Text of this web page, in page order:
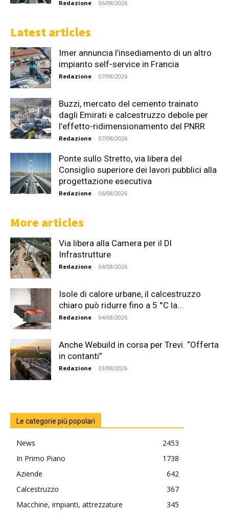
Redazione - 06/08/2026
Latest articles
Imer annuncia l’insediamento di un altro
impianto self-service in Francia
Redazione - 07/08/2026
Buzzi, mercato del cemento trainato
dagli Emirati e calcestruzzo debole per
l’effetto-ridimensionamento del PNRR
Redazione - 07/08/2026
Ponte sullo Stretto, via libera del
Consiglio superiore dei lavori pubblici alla
progettazione esecutiva
Redazione - 06/08/2026
More articles
Via libera alla Camera per il Dl
Infrastrutture
Redazione - 04/08/2026
Isole di calore urbane, il calcestruzzo
chiaro può ridurre fino a 5 °C la...
Redazione - 04/08/2026
Anche Webuild in corsa per Trevi. “Offerta
in contanti”
Redazione - 03/08/2026
Le categorie più popolari
News
2453
In Primo Piano
1738
Aziende
642
Calcestruzzo
367
Macchine, impianti, attrezzature
345